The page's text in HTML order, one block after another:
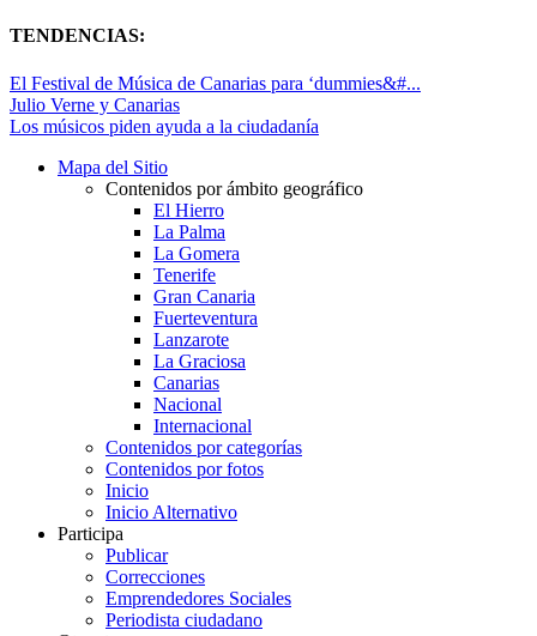
TENDENCIAS:
El Festival de Música de Canarias para ‘dummies&#...
Julio Verne y Canarias
Los músicos piden ayuda a la ciudadanía
Mapa del Sitio
Contenidos por ámbito geográfico
El Hierro
La Palma
La Gomera
Tenerife
Gran Canaria
Fuerteventura
Lanzarote
La Graciosa
Canarias
Nacional
Internacional
Contenidos por categorías
Contenidos por fotos
Inicio
Inicio Alternativo
Participa
Publicar
Correcciones
Emprendedores Sociales
Periodista ciudadano